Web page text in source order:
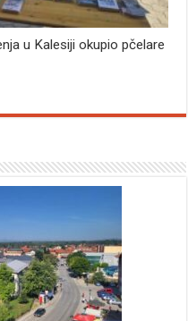
u Kalesiji okupio pčelare